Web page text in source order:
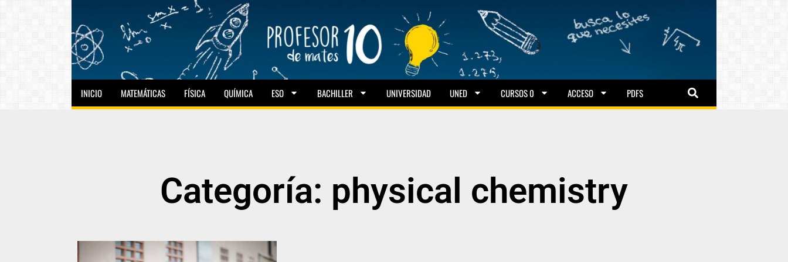
INICIO MATEMÁTICAS FÍSICA QUÍMICA ESO BACHILLER UNIVERSIDAD UNED CURSOS 0 ACCESO PDFS
Categoría: physical chemistry